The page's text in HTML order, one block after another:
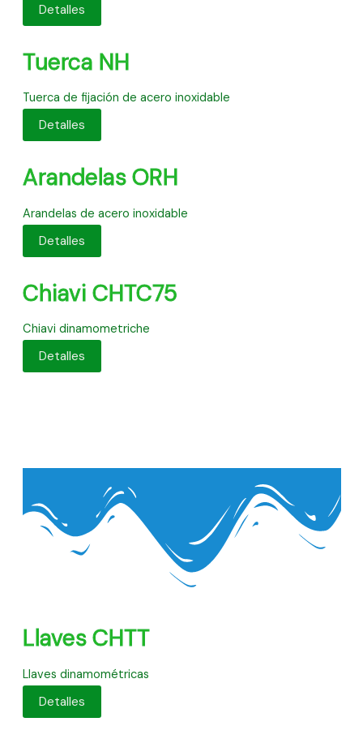
Detalles
Tuerca NH
Tuerca de fijación de acero inoxidable
Detalles
Arandelas ORH
Arandelas de acero inoxidable
Detalles
Chiavi CHTC75
Chiavi dinamometriche
Detalles
Llaves CHTT
Llaves dinamométricas
Detalles